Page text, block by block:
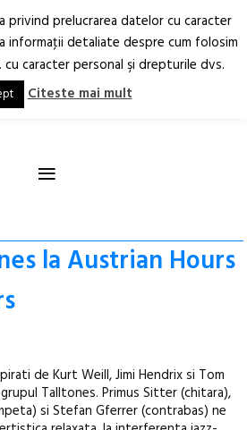
RO EN
≡
la Austrian Hours
de Kurt Weill, Jimi Hendrix si Tom
Talltones. Primus Sitter (chitara),
si Stefan Gferrer (contrabas) ne
privind prelucrarea datelor cu caracter
informaţii detaliate despre cum folosim
caracter personal şi drepturile dvs.
Citeste mai mult